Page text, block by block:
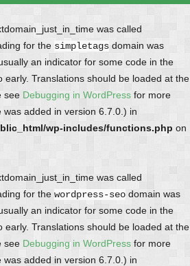
was called
for the simpletags domain was
an indicator for some code in the
early. Translations should be loaded at the
see Debugging in WordPress for more
added in version 6.7.0.) in
wp-includes/functions.php on
was called
for the wordpress-seo domain was
an indicator for some code in the
early. Translations should be loaded at the
see Debugging in WordPress for more
added in version 6.7.0.) in